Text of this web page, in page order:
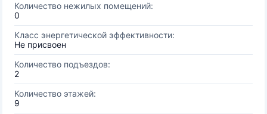
Количество нежилых помещений:
0
Класс энергетической эффективности:
Не присвоен
Количество подъездов:
2
Количество этажей:
9